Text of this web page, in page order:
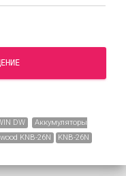
DW
Аккумуляторы
KNB-26N KNB-26N